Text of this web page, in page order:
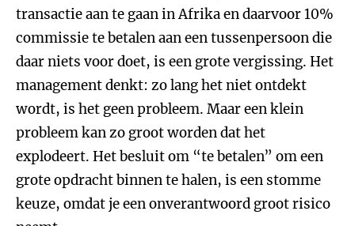
transactie aan te gaan in Afrika en daarvoor 10%
commissie te betalen aan een tussenpersoon die
daar niets voor doet, is een grote vergissing. Het
management denkt: zo lang het niet ontdekt
wordt, is het geen probleem. Maar een klein
probleem kan zo groot worden dat het
explodeert. Het besluit om “te betalen” om een
grote opdracht binnen te halen, is een stomme
keuze, omdat je een onverantwoord groot risico